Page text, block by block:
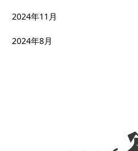
2024年11月
2024年8月